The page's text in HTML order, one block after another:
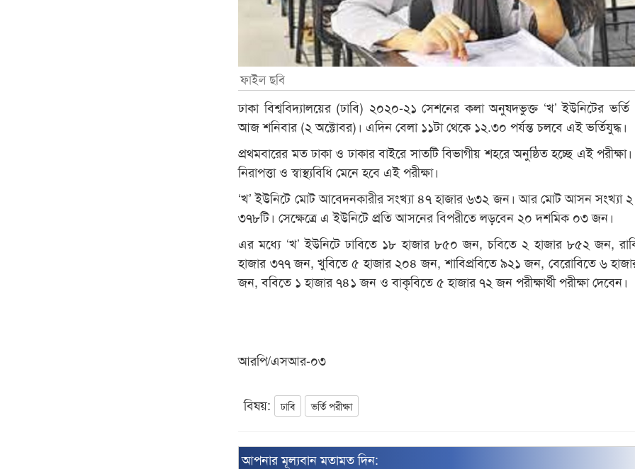
ফাইল ছবি
ঢাকা বিশ্ববিদ্যালয়ের (ঢাবি) ২০২০-২১ সেশনের কলা অনুষদভুক্ত ‘খ’ ইউনিটের ভর্তি
আজ শনিবার (২ অক্টোবর)। এদিন বেলা ১১টা থেকে ১২.৩০ পর্যন্ত চলবে এই ভর্তিযুদ্ধ।
প্রথমবারের মত ঢাকা ও ঢাকার বাইরে সাতটি বিভাগীয় শহরে অনুষ্ঠিত হচ্ছে এই
নিরাপত্তা ও স্বাস্থ্যবিধি মেনে হবে এই পরীক্ষা।
‘খ’ ইউনিটে মোট আবেদনকারীর সংখ্যা ৪৭ হাজার ৬৩২ জন। আর মোট আসন সংখ্যা ২
৩৭৮টি। সেক্ষেত্রে এ ইউনিটে প্রতি আসনের বিপরীতে লড়বেন ২০ দশমিক ০৩ জন।
এর মধ্যে ‘খ’ ইউনিটে ঢাবিতে ১৮ হাজার ৮৫০ জন, চবিতে ২ হাজার ৮৫২ জন,
হাজার ৩৭৭ জন, খুবিতে ৫ হাজার ২০৪ জন, শাবিপ্রবিতে ৯২১ জন, বেরোবিতে ৬
জন, ববিতে ১ হাজার ৭৪১ জন ও বাকৃবিতে ৫ হাজার ৭২ জন পরীক্ষার্থী পরীক্ষা দেবেন।
আরপি/এসআর-০৩
বিষয়: ঢাবি ভর্তি পরীক্ষা
আপনার মূল্যবান মতামত দিন: